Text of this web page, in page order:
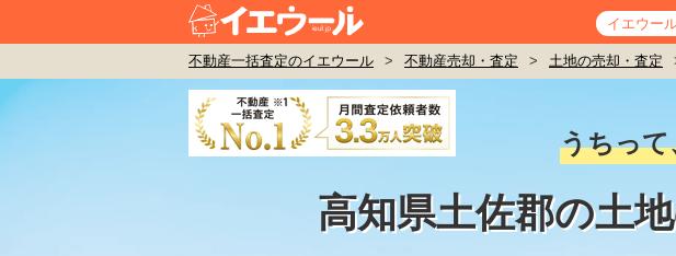
イエウー
不動産一括査定のイエウール > 不動産売却・査定 > 土地の売却・査定
うちって
高知県土佐郡の土